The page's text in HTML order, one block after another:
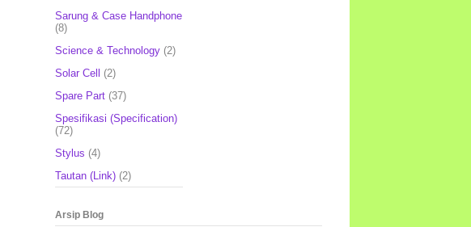
Sarung & Case Handphone
(8)
Science & Technology (2)
Solar Cell (2)
Spare Part (37)
Spesifikasi (Specification)
(72)
Stylus (4)
Tautan (Link) (2)
Arsip Blog